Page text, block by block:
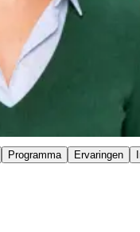
Programma Ervaringen